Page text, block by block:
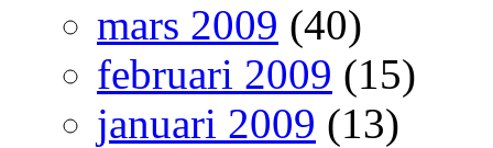
mars 2009 (40)
februari 2009 (15)
januari 2009 (13)